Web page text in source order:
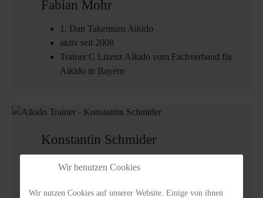
Fabian Mohr
1. Dan Takemusu Aikido
aktiv seit 2008
Trainer C Lizenz Aikido vom Fachverband für
Aikido in Bayern
Konstantin Schmider
1. Dan Takemusu Aikido
Übungsleiter Assistent BSJ
Wir benutzen Cookies
Wir nutzen Cookies auf unserer Website. Einige von ihnen